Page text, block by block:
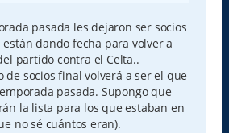
pasada les dejaron ser socios
están dando fecha para volver a
partido contra el Celta..
de socios final volverá a ser el que
pasada. Supongo que
la lista para los que estaban en
no sé cuántos eran).